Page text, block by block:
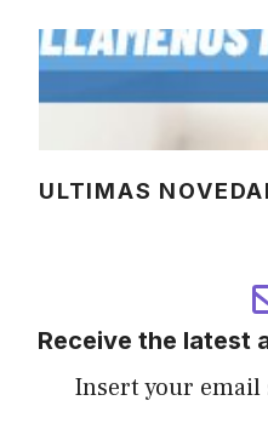
ULTIMAS
Receive the latest
Insert your